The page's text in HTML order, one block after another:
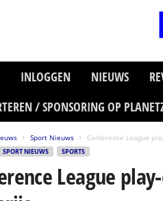
INLOGGEN NIEUWS
/ SPONSORING OP
Sport Nieuws Conference League
SPORT NIEUWS SPORTS
League